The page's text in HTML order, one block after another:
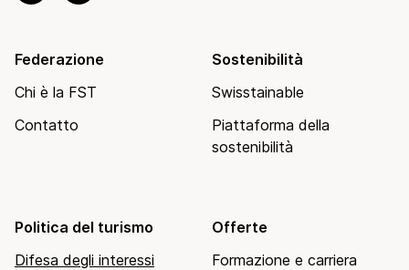
Federazione
Chi è la FST
Contatto
Sostenibilità
Swisstainable
Piattaforma della
sostenibilità
Politica del turismo
Difesa degli interessi
Offerte
Formazione e carriera